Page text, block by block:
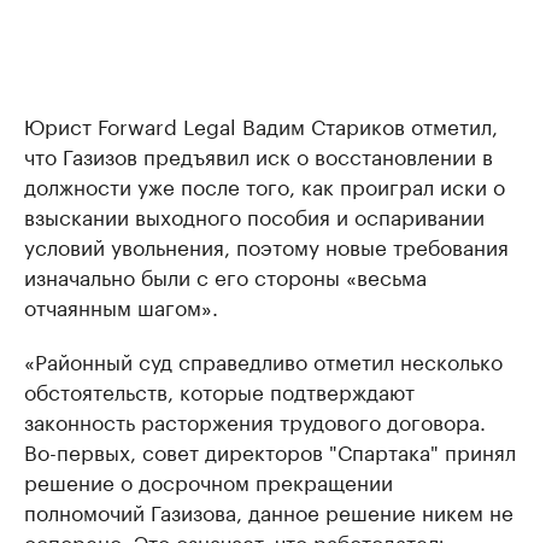
Юрист Forward Legal Вадим Стариков отметил,
что Газизов предъявил иск о восстановлении в
должности уже после того, как проиграл иски о
взыскании выходного пособия и оспаривании
условий увольнения, поэтому новые требования
изначально были с его стороны «весьма
отчаянным шагом».
«Районный суд справедливо отметил несколько
обстоятельств, которые подтверждают
законность расторжения трудового договора.
Во-первых, совет директоров "Спартака" принял
решение о досрочном прекращении
полномочий Газизова, данное решение никем не